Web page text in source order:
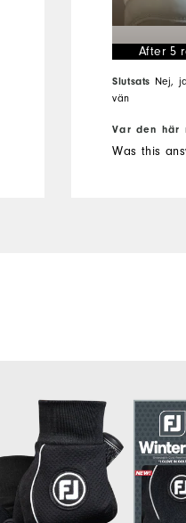
Which width
Which width
After 5
Slutsats Nej,
vän
Var den här
Was this